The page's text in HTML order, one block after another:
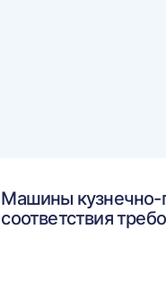
Машины кузнечно-
соответствия